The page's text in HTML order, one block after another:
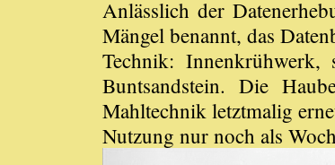
Anlässlich der
Mängel benannt, das
Technik: Innenkrühwerk,
Buntsandstein. Die
Mahltechnik letztmalig
Nutzung nur noch als